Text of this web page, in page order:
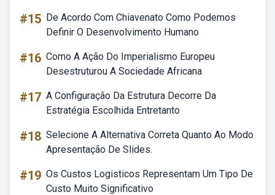
#15 De Acordo Com Chiavenato Como Podemos
Definir O Desenvolvimento Humano
#16 Como A Ação Do Imperialismo Europeu
Desestruturou A Sociedade Africana
#17 A Configuração Da Estrutura Decorre Da
Estratégia Escolhida Entretanto
#18 Selecione A Alternativa Correta Quanto Ao Modo
Apresentação De Slides.
#19 Os Custos Logisticos Representam Um Tipo De
Custo Muito Significativo